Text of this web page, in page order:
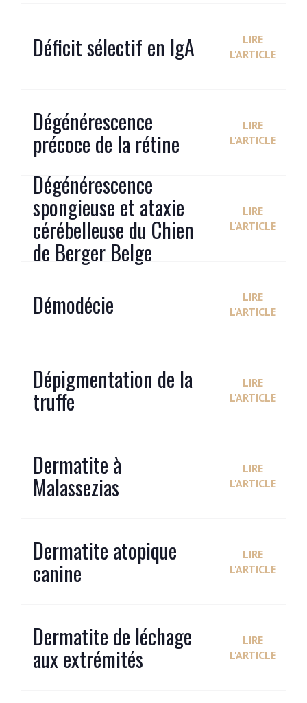
Déficit sélectif en IgA
LIRE
L'ARTICLE
Dégénérescence
précoce de la rétine
LIRE
L'ARTICLE
Dégénérescence
spongieuse et ataxie
cérébelleuse du Chien
de Berger Belge
LIRE
L'ARTICLE
Démodécie
LIRE
L'ARTICLE
Dépigmentation de la
truffe
LIRE
L'ARTICLE
Dermatite à
Malassezias
LIRE
L'ARTICLE
Dermatite atopique
canine
LIRE
L'ARTICLE
Dermatite de léchage
aux extrémités
LIRE
L'ARTICLE